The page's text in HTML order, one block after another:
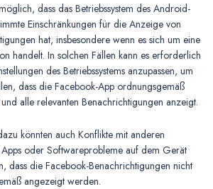
dass das Betriebssystem des Android-
Einschränkungen für die Anzeige von
hat, insbesondere wenn es sich um eine
handelt. In solchen Fällen kann es erforderlich
des Betriebssystems anzupassen, um
dass die Facebook-App ordnungsgemäß
alle relevanten Benachrichtigungen anzeigt.
könnten auch Konflikte mit anderen
Apps oder Softwareprobleme auf dem Gerät
dass die Facebook-Benachrichtigungen nicht
angezeigt werden.